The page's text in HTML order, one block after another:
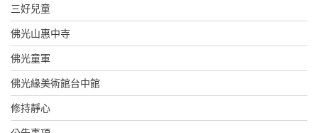
三好兒童
佛光山惠中寺
佛光童軍
佛光緣美術館台中館
修持靜心